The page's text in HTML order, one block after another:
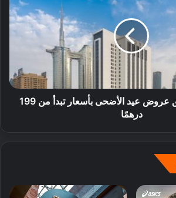
روڤ للفنادق تطلق عروض عيد الأضحى بأسعار تبدأ من 199
درهمًا